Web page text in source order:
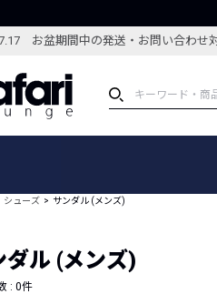
お盆期間中の発送・お問い合わせ
から探す
テム
おすすめアイテム
シューズ サンダル (メンズ)
ダル (メンズ)
: 0件